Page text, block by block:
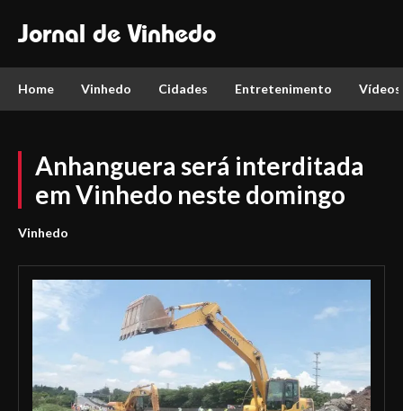
Jornal de Vinhedo
Home Vinhedo Cidades Entretenimento Vídeos
Anhanguera será interditada
em Vinhedo neste domingo
Vinhedo